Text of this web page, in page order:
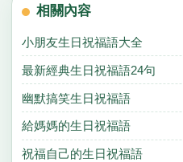
相關內容
小朋友生日祝福語大全
最新經典生日祝福語24句
幽默搞笑生日祝福語
給媽媽的生日祝福語
祝福自己的生日祝福語